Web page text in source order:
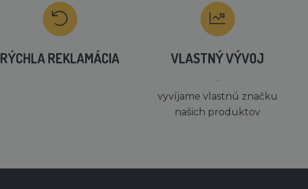
RÝCHLA REKLAMÁCIA VLASTNÝ VÝVOJ
´
vyvíjame vlastnú značku
našich produktov